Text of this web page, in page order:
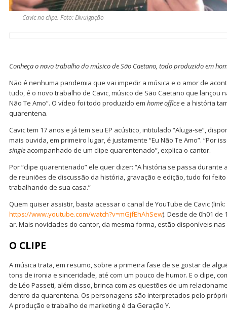
Cavic no clipe. Foto: Divulgação
Conheça o novo trabalho do músico de São Caetano, todo produzido em
Não é nenhuma pandemia que vai impedir a música e o amor de
tudo, é o novo trabalho de Cavic, músico de São Caetano que lançou
Não Te Amo”. O vídeo foi todo produzido em home officee a história
quarentena.
Cavic tem 17 anos e já tem seu EP acústico, intitulado “Aluga-se”,
mais ouvida, em primeiro lugar, é justamente “Eu Não Te Amo”. “Por
single acompanhado de um clipe quarentenado”, explica o cantor.
Por “clipe quarentenado” ele quer dizer: “A história se passa
de reuniões de discussão da história, gravação e edição, tudo foi
trabalhando de sua casa.”
Quem quiser assistir, basta acessar o canal de YouTube de Cavic (link:
https://www.youtube.com/watch?v=mGjfEhAhSew). Desde de 0h01 de
ar. Mais novidades do cantor, da mesma forma, estão disponíveis
O CLIPE
A música trata, em resumo, sobre a primeira fase de se gostar de
tons de ironia e sinceridade, até com um pouco de humor. E o clipe,
de Léo Passeti, além disso, brinca com as questões de um
dentro da quarentena. Os personagens são interpretados pelo
A produção e trabalho de marketing é da Geração Y.